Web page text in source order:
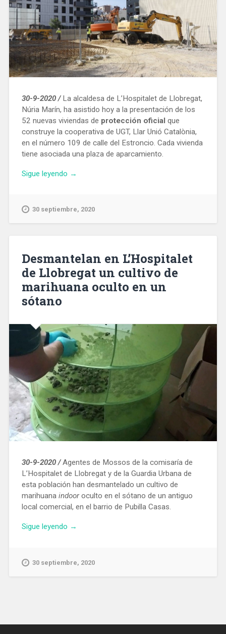
30-9-2020 /La alcaldesa de L’Hospitalet de Llobregat,
Núria Marín, ha asistido hoy a la presentación de los
52 nuevas viviendas de protección oficial que
construye la cooperativa de UGT, Llar Unió Catalònia,
en el número 109 de calle del Estroncio. Cada vivienda
tiene asociada una plaza de aparcamiento.
Sigue leyendo «La
vivienda
pisos
en
L’Hospitalet
Sant
Adrià»
→
30 septiembre, 2020
Desmantelan en L’Hospitalet
de Llobregat un cultivo de
marihuana oculto en un
sótano
30-9-2020 /Agentes de Mossos de la comisaría de
L’Hospitalet de Llobregat y de la Guardia Urbana de
esta población han desmantelado un cultivo de
marihuana indooroculto en el sótano de un antiguo
local comercial, en el barrio de Pubilla Casas.
Sigue leyendo «Desmantelan
de
oculto
→
30 septiembre, 2020